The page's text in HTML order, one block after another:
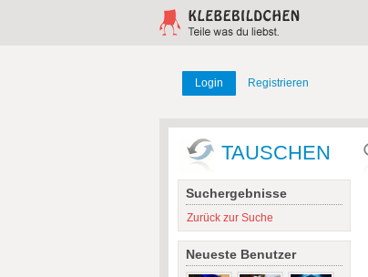
Login Registrieren
TAUSCHEN
Suchergebnisse
Zurück zur Suche
Neueste Benutzer